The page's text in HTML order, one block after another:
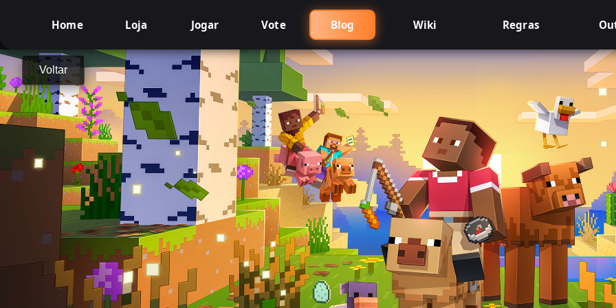
Home Loja Jogar Vote Blog Wiki Regras
Voltar